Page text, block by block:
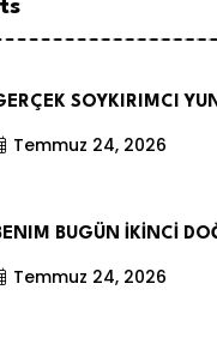
SOYKIRIMCI
Temmuz 24, 2026
BUGÜN İKİNCİ
Temmuz 24, 2026